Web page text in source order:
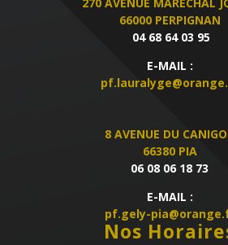
66000 PERPIGNAN
04 68 64 03 95
E-MAIL :
8 AVENUE DU
66380 PIA
06 08 06 18 73
E-MAIL :
pf.gely-
Nos